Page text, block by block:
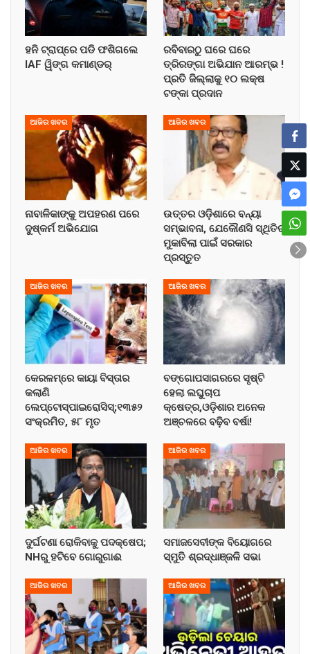
ହନି ଟ୍ରାପ୍‌ରେ ପଡି ଫଶିଗଲେ
IAF ୱିଙ୍ଗ କମାଣ୍ଡର୍
ରବିବାରଠୁ ଘରେ ଘରେ
ତ୍ରିରଙ୍ଗା ଅଭିଯାନ ଆରମ୍ଭ !
ପ୍ରତି ଜିଲ୍ଲାକୁ ୧୦ ଲକ୍ଷ
ଟଙ୍କା ପ୍ରଦାନ
ଆଜିର ଖବର
ନାବାଳିକାଙ୍କୁ ଅପହରଣ ପରେ
ଦୁଷ୍କର୍ମ ଅଭିଯୋଗ
ଆଜିର ଖବର
ଉତ୍ତର ଓଡ଼ିଶାରେ ବନ୍ୟା
ସମ୍ଭାବନା, ଯେକୌଣସି ସ୍ଥିତିର
ମୁକାବିଲା ପାଇଁ ସରକାର
ପ୍ରସ୍ତୁତ
ଆଜିର ଖବର
କେରଳମ୍‌ରେ କାୟା ବିସ୍ତାର
କଲାଣି
ଲେପ୍ଟୋସ୍ପାଇରୋସିସ୍;୧୩୫୨
ସଂକ୍ରମିତ, ୫୮ ମୃତ
ଆଜିର ଖବର
ବଙ୍ଗୋପସାଗରରେ ସୃଷ୍ଟି
ହେଲା ଲଘୁଚାପ
କ୍ଷେତ୍ର,ଓଡ଼ିଶାର ଅନେକ
ଅଞ୍ଚଳରେ ବଢ଼ିବ ବର୍ଷା!
ଆଜିର ଖବର
ଦୁର୍ଘଟଣା ରୋକିବାକୁ ପଦକ୍ଷେପ;
NHରୁ ହଟିବେ ଗୋରୁଗାଈ
ଆଜିର ଖବର
ସମାଜସେବୀଙ୍କ ବିୟୋଗରେ
ସ୍ମୁତି ଶ୍ରଦ୍ଧାଞ୍ଜଳି ସଭା
ଆଜିର ଖବର ଆଜିର ଖବର